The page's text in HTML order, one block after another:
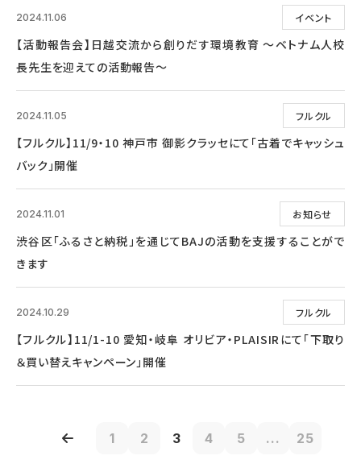
イベント
2024.11.06
【活動報告会】日越交流から創りだす環境教育 ～ベトナム人校
長先生を迎えての活動報告～
フルクル
2024.11.05
【フルクル】11/9・10 神戸市 御影クラッセにて「古着でキャッシュ
バック」開催
お知らせ
2024.11.01
渋谷区「ふるさと納税」を通じてBAJの活動を支援することがで
きます
フルクル
2024.10.29
【フルクル】11/1-10 愛知・岐阜 オリビア・PLAISIRにて「下取り
＆買い替えキャンペーン」開催
1 2 3 4 5 ... 25